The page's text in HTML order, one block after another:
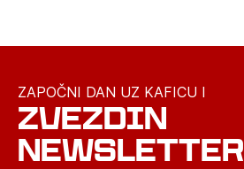
ZAPOČNI DAN UZ KAFICU I
ZVEZDIN
NEWSLETTER